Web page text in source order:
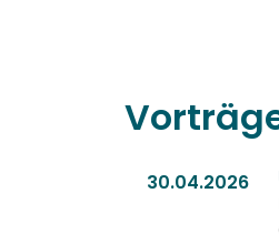
30.04.2026